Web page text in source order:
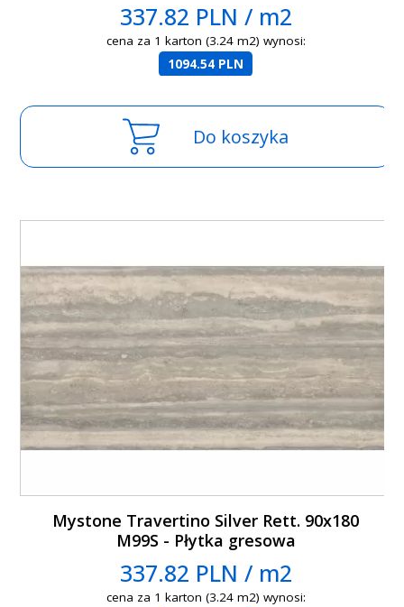
337.82 PLN / m2
cena za 1 karton (3.24 m2) wynosi:
1094.54 PLN
Do koszyka
Mystone Travertino Silver Rett. 90x180
M99S - Płytka gresowa
337.82 PLN / m2
cena za 1 karton (3.24 m2) wynosi: